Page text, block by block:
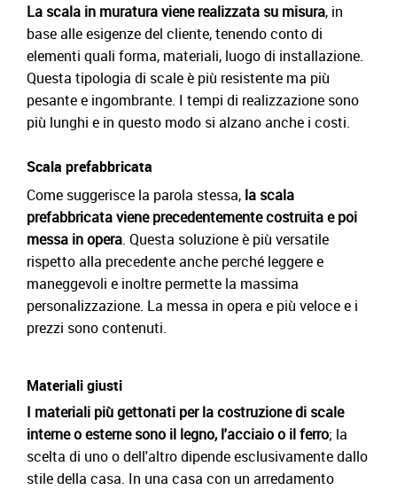
La scala in muratura viene realizzata su misura, in
base alle esigenze del cliente, tenendo conto di
elementi quali forma, materiali, luogo di installazione.
Questa tipologia di scale è più resistente ma più
pesante e ingombrante. I tempi di realizzazione sono
più lunghi e in questo modo si alzano anche i costi.
Scala prefabbricata
Come suggerisce la parola stessa, la scala
prefabbricata viene precedentemente costruita e poi
messa in opera. Questa soluzione è più versatile
rispetto alla precedente anche perché leggere e
maneggevoli e inoltre permette la massima
personalizzazione. La messa in opera e più veloce e i
prezzi sono contenuti.
Materiali giusti
I materiali più gettonati per la costruzione di scale
interne o esterne sono il legno, l'acciaio o il ferro; la
scelta di uno o dell'altro dipende esclusivamente dallo
stile della casa. In una casa con un arredamento